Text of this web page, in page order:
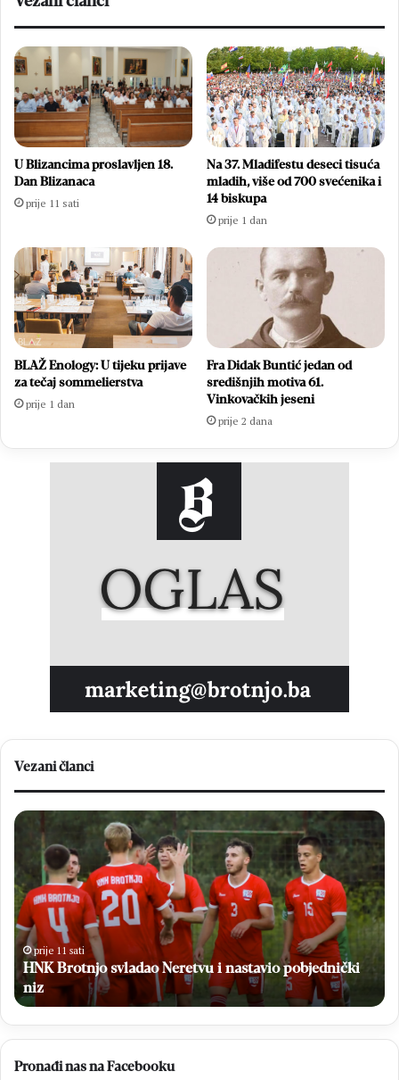
U Blizancima proslavljen 18.
Dan Blizanaca
prije 11 sati
Na 37. Mladifestu deseci tisuća
mladih, više od 700 svećenika i
14 biskupa
prije 1 dan
BLAŽ Enology: U tijeku prijave
za tečaj sommelierstva
prije 1 dan
Fra Didak Buntić jedan od
središnjih motiva 61.
Vinkovačkih jeseni
prije 2 dana
Vezani članci
Neretvu i nastavio pobjednički
Blizancima
proslavljen
18.
Dan
Blizanaca
prije 11 sati
U Blizancima
Pronađi nas na Facebooku